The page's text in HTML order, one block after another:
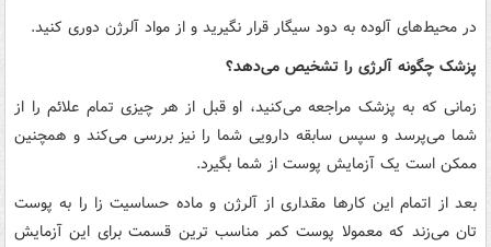
در محیط‌های آلوده به دود سیگار قرار نگیرید و از مواد آلرژن دوری کنید.
پزشک چگونه آلرژی را تشخیص می‌دهد؟
زمانی که به پزشک مراجعه می‌کنید، او قبل از هر چیزی تمام علائم را از
شما می‌پرسد و سپس سابقه دارویی شما را نیز بررسی می‌کند و همچنین
ممکن است یک آزمایش پوست از شما بگیرد.
بعد از اتمام این کارها مقداری از آلرژن و ماده حساسیت زا را به پوست
تان می‌زند که معمولا پوست کمر مناسب ترین قسمت برای این آزمایش